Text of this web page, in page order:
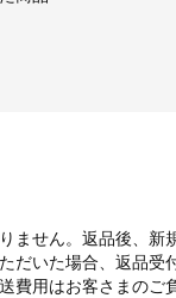
ません。返品後、新
だいた場合、返品受
費用はお客さまのご